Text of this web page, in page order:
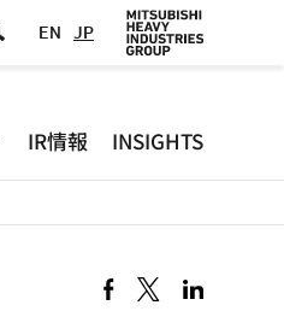
EN JP
-
IR情報 INSIGHTS